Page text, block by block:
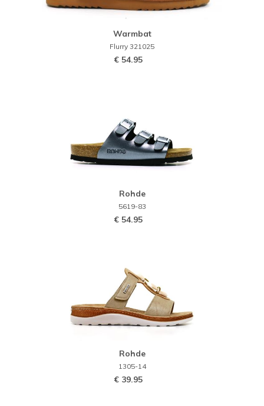
Warmbat
Flurry 321025
€ 54.95
Rohde
5619-83
€ 54.95
Rohde
1305-14
€ 39.95